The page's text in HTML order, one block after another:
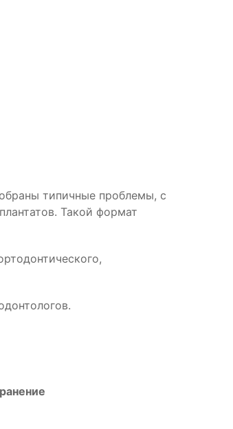
типичные проблемы, с
Такой формат